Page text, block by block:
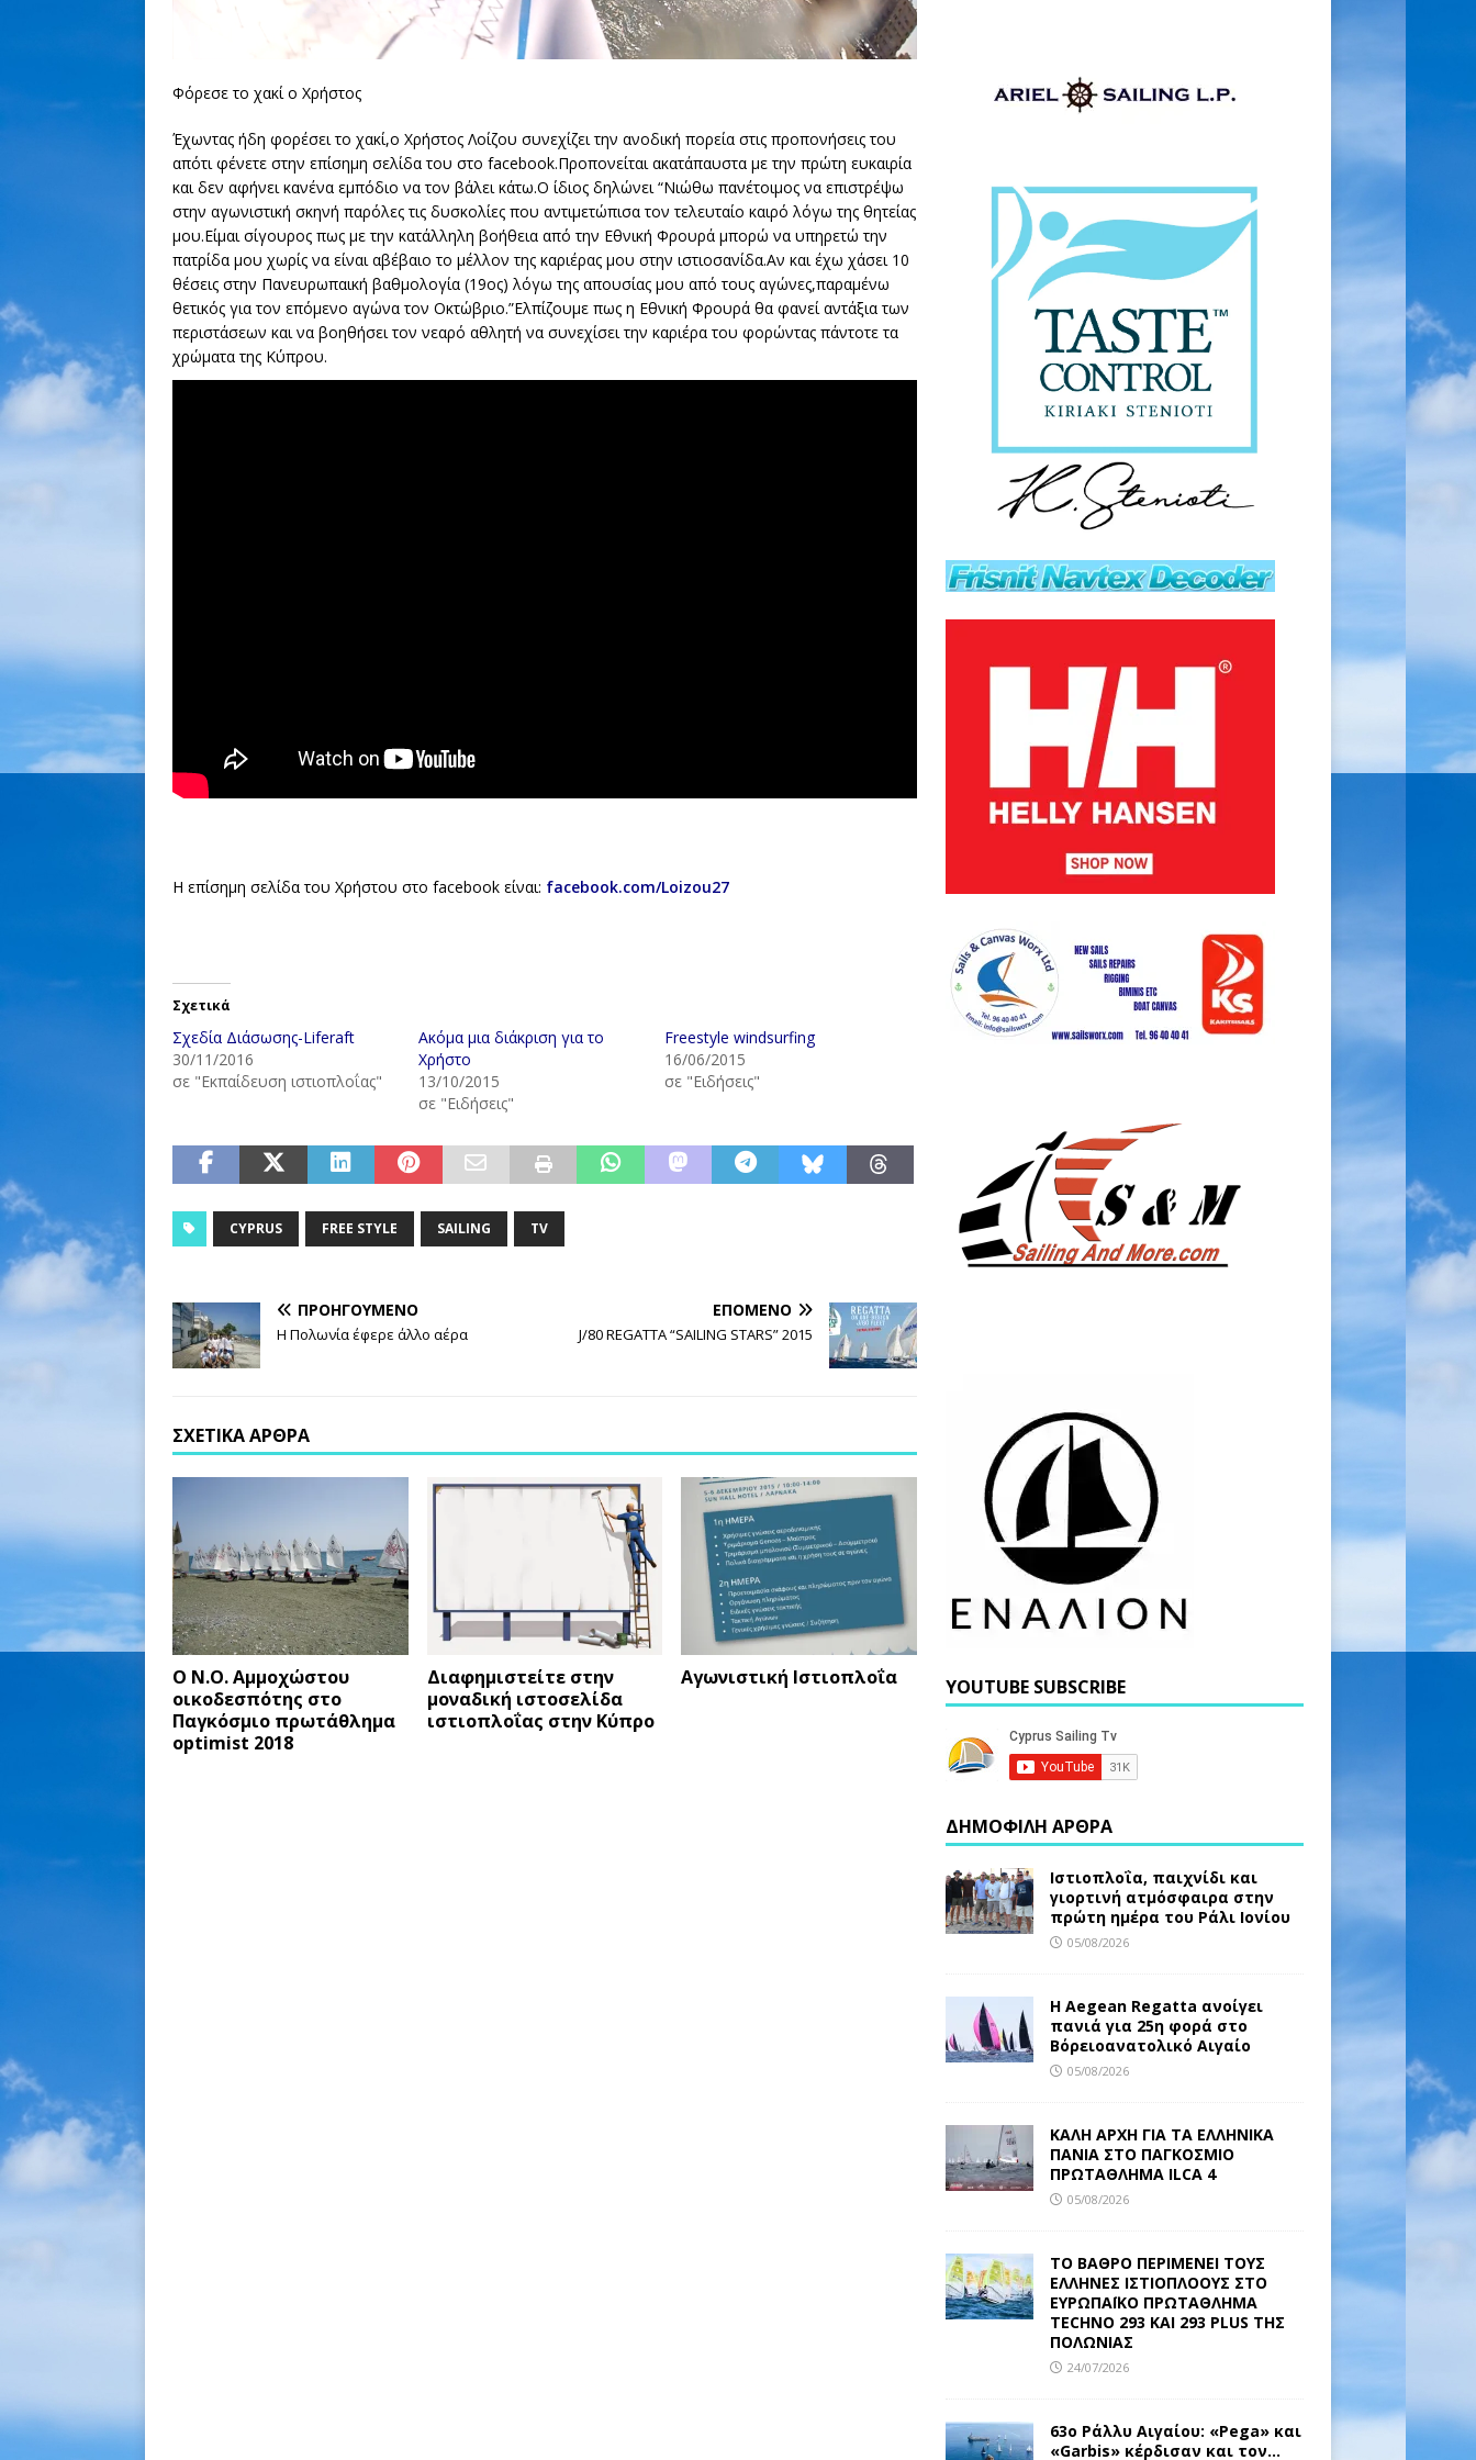
Φόρεσε το χακί ο Χρήστος
Έχωντας ήδη φορέσει το χακί,ο Χρήστος Λοίζου συνεχίζει την ανοδική πορεία στις προπονήσεις του
απότι φένετε στην επίσημη σελίδα του στο facebook.Προπονείται ακατάπαυστα με την πρώτη ευκαιρία
και δεν αφήνει κανένα εμπόδιο να τον βάλει κάτω.Ο ίδιος δηλώνει “Νιώθω πανέτοιμος να επιστρέψω
στην αγωνιστική σκηνή παρόλες τις δυσκολίες που αντιμετώπισα τον τελευταίο καιρό λόγω της θητείας
μου.Είμαι σίγουρος πως με την κατάλληλη βοήθεια από την Εθνική Φρουρά μπορώ να υπηρετώ την
πατρίδα μου χωρίς να είναι αβέβαιο το μέλλον της καριέρας μου στην ιστιοσανίδα.Αν και έχω χάσει 10
θέσεις στην Πανευρωπαική βαθμολογία (19ος) λόγω της απουσίας μου από τους αγώνες,παραμένω
θετικός για τον επόμενο αγώνα τον Οκτώβριο.”Ελπίζουμε πως η Εθνική Φρουρά θα φανεί αντάξια των
περιστάσεων και να βοηθήσει τον νεαρό αθλητή να συνεχίσει την καριέρα του φορώντας πάντοτε τα
χρώματα της Κύπρου.
Η επίσημη σελίδα του Χρήστου στο facebook είναι: facebook.com/Loizou27
Σχετικά
Σχεδία Διάσωσης-Liferaft
30/11/2016
σε "Εκπαίδευση ιστιοπλοΐας"
Ακόμα μια διάκριση για το
Χρήστο
13/10/2015
σε "Ειδήσεις"
Freestyle windsurfing
16/06/2015
σε "Ειδήσεις"
CYPRUS FREE STYLE SAILING TV
ΠΡΟΗΓΟΎΜΕΝΟ
Η Πολωνία έφερε άλλο αέρα
ΕΠΌΜΕΝΟ
J/80 REGATTA “SAILING STARS” 2015
ΣΧΕΤΙΚΆ ΆΡΘΡΑ
Ο Ν.Ο. Αμμοχώστου
οικοδεσπότης στο
Παγκόσμιo πρωτάθλημα
optimist 2018
Διαφημιστείτε στην
μοναδική ιστοσελίδα
ιστιοπλοΐας στην Κύπρο
Αγωνιστική Ιστιοπλοΐα YOUTUBE SUBSCRIBE
ΔΗΜΟΦΙΛΗ ΑΡΘΡΑ
Ιστιοπλοΐα, παιχνίδι και
γιορτινή ατμόσφαιρα στην
πρώτη ημέρα του Ράλι Ιονίου
05/08/2026
Η Aegean Regatta ανοίγει
πανιά για 25η φορά στο
Βόρειοανατολικό Αιγαίο
05/08/2026
ΚΑΛΗ ΑΡΧΗ ΓΙΑ ΤΑ ΕΛΛΗΝΙΚΑ
ΠΑΝΙΑ ΣΤΟ ΠΑΓΚΟΣΜΙΟ
ΠΡΩΤΑΘΛΗΜΑ ILCA 4
05/08/2026
ΤΟ ΒΑΘΡΟ ΠΕΡΙΜΕΝΕΙ ΤΟΥΣ
ΕΛΛΗΝΕΣ ΙΣΤΙΟΠΛΟΟΥΣ ΣΤΟ
ΕΥΡΩΠΑΪΚΟ ΠΡΩΤΑΘΛΗΜΑ
TECHNO 293 ΚΑΙ 293 PLUS ΤΗΣ
ΠΟΛΩΝΙΑΣ
24/07/2026
63ο Ράλλυ Αιγαίου: «Pega» και
«Garbis» κέρδισαν και τον…